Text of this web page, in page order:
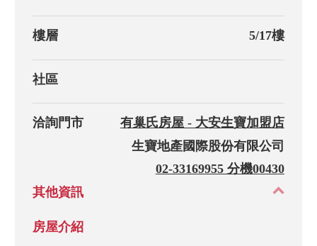
樓層 5/17樓
社區
洽詢門市
有巢氏房屋 - 大安生寶加盟店
生寶地產國際股份有限公司
02-33169955 分機00430
其他資訊
房屋介紹